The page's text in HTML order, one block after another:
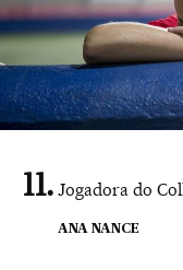
Jogadora do
ANA NANCE